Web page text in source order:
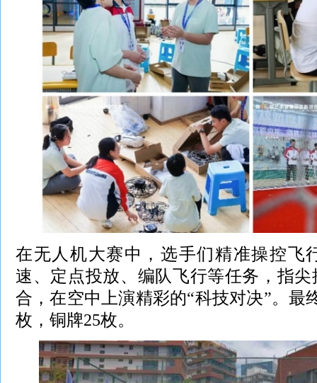
在无人机大赛中，选手们精准操控飞
速、定点投放、编队飞行等任务，指
合，在空中上演精彩的“科技对决”。最
枚，铜牌25枚。